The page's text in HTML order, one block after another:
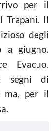
per il
Trapani. Il
degli
a giugno.
Evacuo.
segni di
ma, per il